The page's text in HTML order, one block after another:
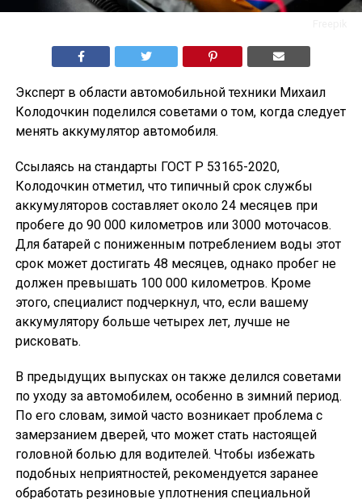
Эксперт в области автомобильной техники Михаил
Колодочкин поделился советами о том, когда следует
менять аккумулятор автомобиля.
Ссылаясь на стандарты ГОСТ Р 53165-2020,
Колодочкин отметил, что типичный срок службы
аккумуляторов составляет около 24 месяцев при
пробеге до 90 000 километров или 3000 моточасов.
Для батарей с пониженным потреблением воды этот
срок может достигать 48 месяцев, однако пробег не
должен превышать 100 000 километров. Кроме
этого, специалист подчеркнул, что, если вашему
аккумулятору больше четырех лет, лучше не
рисковать.
В предыдущих выпусках он также делился советами
по уходу за автомобилем, особенно в зимний период.
По его словам, зимой часто возникает проблема с
замерзанием дверей, что может стать настоящей
головной болью для водителей. Чтобы избежать
подобных неприятностей, рекомендуется заранее
обработать резиновые уплотнения специальной